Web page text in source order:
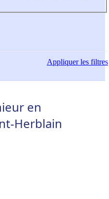
Appliquerles filtres
en
Herblain